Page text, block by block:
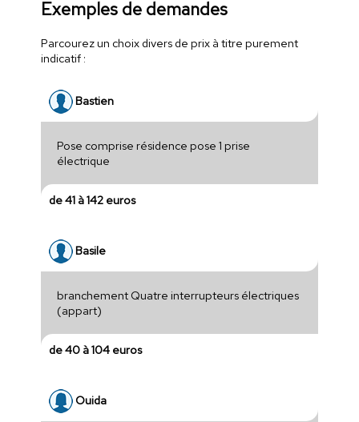
Exemples de demandes
Parcourez un choix divers de prix à titre purement
indicatif :
Bastien
Pose comprise résidence pose 1 prise
électrique
de 41 à 142 euros
Basile
branchement Quatre interrupteurs électriques
(appart)
de 40 à 104 euros
Ouida